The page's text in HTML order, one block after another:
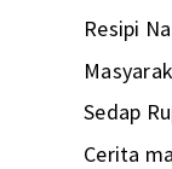
Resipi
Sedap
Cerita